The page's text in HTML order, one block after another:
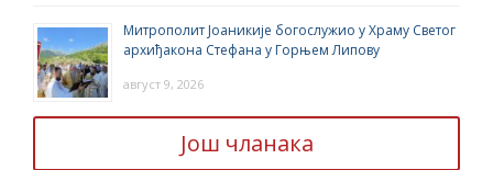
Митрополит Јоаникије богослужио у Храму Светог
архиђакона Стефана у Горњем Липову
август 9, 2026
Још чланака